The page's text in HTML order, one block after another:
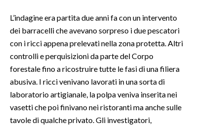
ABBONATI
ANNUNCI
NECROLOGI
PUBBLICITÀ
SPIAGGE
L’indagine era partita due anni fa con un intervento
dei barracelli che avevano sorpreso i due pescatori
con i ricci appena prelevati nella zona protetta. Altri
controlli e perquisizioni da parte del Corpo
forestale fino a ricostruire tutte le fasi di una filiera
abusiva. I ricci venivano lavorati in una sorta di
laboratorio artigianale, la polpa veniva inserita nei
vasetti che poi finivano nei ristoranti ma anche sulle
tavole di qualche privato. Gli investigatori,